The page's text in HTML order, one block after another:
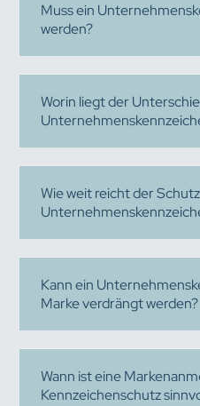
Muss ein
werden?
Worin liegt der
Wie weit reicht der
Kann ein
Marke verdrängt werden?
Wann ist eine
Kennzeichenschutz